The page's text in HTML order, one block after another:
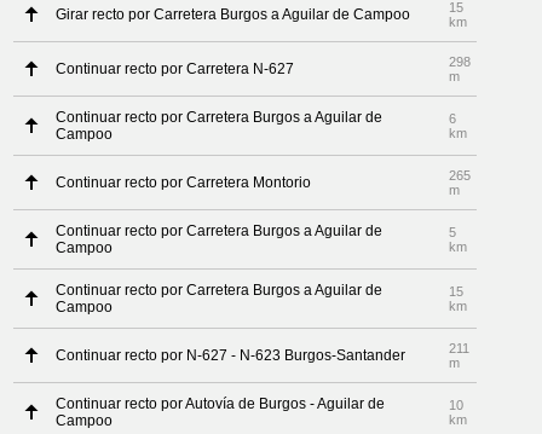
Girar recto por Carretera Burgos a Aguilar de Campoo
15
km
Continuar recto por Carretera N-627
298
m
Continuar recto por Carretera Burgos a Aguilar de
Campoo
6
km
Continuar recto por Carretera Montorio
265
m
Continuar recto por Carretera Burgos a Aguilar de
Campoo
5
km
Continuar recto por Carretera Burgos a Aguilar de
Campoo
15
km
Continuar recto por N-627 - N-623 Burgos-Santander
211
m
Continuar recto por Autovía de Burgos - Aguilar de
Campoo
10
km